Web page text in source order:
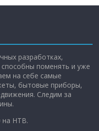
разработках,
поменять и уже
на себе самые
бытовые приборы,
Следим за
на НТВ.